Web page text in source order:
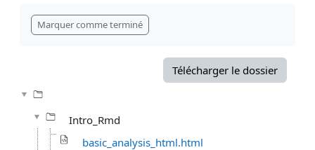
Marquer comme terminé
Télécharger le dossier
Intro_Rmd
basic_analysis_html.html